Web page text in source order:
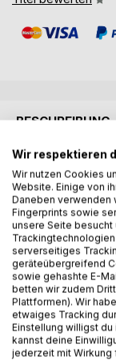
BESCHREIBUNG
Die in diesem
flüstern und
Militarisierung.
Männern, von
und Verlust. Es
handelt sich um
Überlegungen
Themen und
Lyrikerinnen und
Die Autorinnen
Sarah Gorzelitz,
Wir respektieren
Wir nutzen Cookies
Website. Einige von
Daneben verwenden
Fingerprints sowie
unsere Seite besucht
serverseitiges
geräteübergreifend
sowie gehashte E-
betten wir zudem
Plattformen). Wir
etwaiges Tracking
Einstellung willigst
kannst deine
jederzeit mit Wirkung